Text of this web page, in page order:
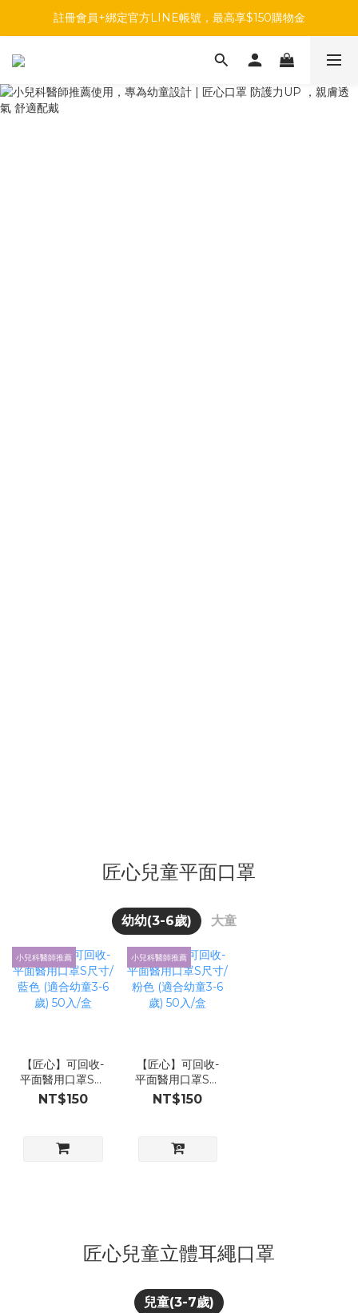
註冊會員+綁定官方LINE帳號，最高享$150購物金
註冊會員+綁定官方LINE帳號，最高享$150購物金
前往參加投票，領取專屬折扣碼!
註冊會員+綁定官方LINE帳號，最高享$150購物金
匠心兒童平面口罩
幼幼(3-6歲) 大童
小兒科醫師推薦
【匠心】可回收-
平面醫用口罩S尺
寸/藍色 (適合幼
童3-6歲) 50入/盒
NT$150
小兒科醫師推薦
【匠心】可回收-
平面醫用口罩S尺
寸/粉色 (適合幼
童3-6歲) 50入/盒
NT$150
匠心兒童立體耳繩口罩
兒童(3-7歲)